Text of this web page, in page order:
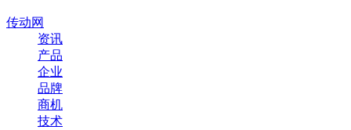
传动网
资讯
产品
企业
品牌
商机
技术